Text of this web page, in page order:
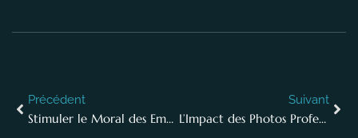
Précédent
Stimuler le Moral des Employés avec des Séances Photo en Entreprise
Suivant
L’Impact des Photos Professionnelles sur l’Image de Marque de Votre Entreprise